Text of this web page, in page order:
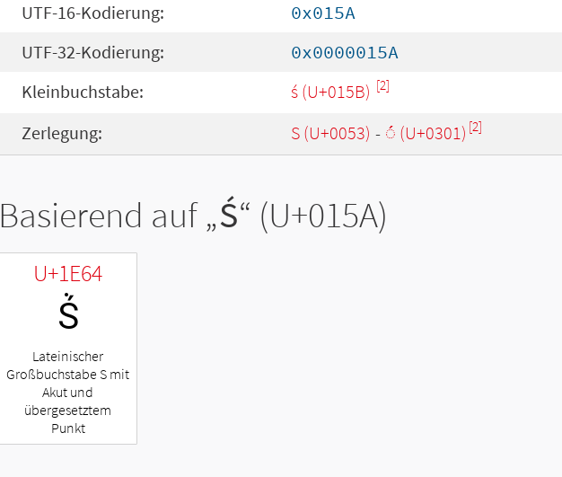
UTF-16-Kodierung:
0x015A
UTF-32-Kodierung:
0x0000015A
Kleinbuchstabe:
ś (U+015B) [2]
Zerlegung: S (U+0053) - ◌́ (U+0301) [2]
Basierend auf „Ś“ (U+015A)
U+1E64
Ṥ
Lateinischer
Großbuchstabe S mit
Akut und
übergesetztem
Punkt